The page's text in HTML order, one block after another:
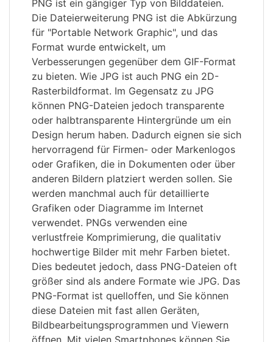
PNG ist ein gängiger Typ von Bilddateien.
Die Dateierweiterung PNG ist die Abkürzung
für "Portable Network Graphic", und das
Format wurde entwickelt, um
Verbesserungen gegenüber dem GIF-Format
zu bieten. Wie JPG ist auch PNG ein 2D-
Rasterbildformat. Im Gegensatz zu JPG
können PNG-Dateien jedoch transparente
oder halbtransparente Hintergründe um ein
Design herum haben. Dadurch eignen sie sich
hervorragend für Firmen- oder Markenlogos
oder Grafiken, die in Dokumenten oder über
anderen Bildern platziert werden sollen. Sie
werden manchmal auch für detaillierte
Grafiken oder Diagramme im Internet
verwendet. PNGs verwenden eine
verlustfreie Komprimierung, die qualitativ
hochwertige Bilder mit mehr Farben bietet.
Dies bedeutet jedoch, dass PNG-Dateien oft
größer sind als andere Formate wie JPG. Das
PNG-Format ist quelloffen, und Sie können
diese Dateien mit fast allen Geräten,
Bildbearbeitungsprogrammen und Viewern